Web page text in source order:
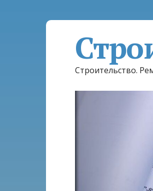
Строительство.